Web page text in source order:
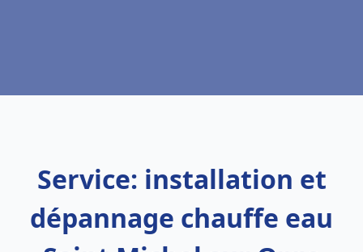
Service: installation et
dépannage chauffe eau